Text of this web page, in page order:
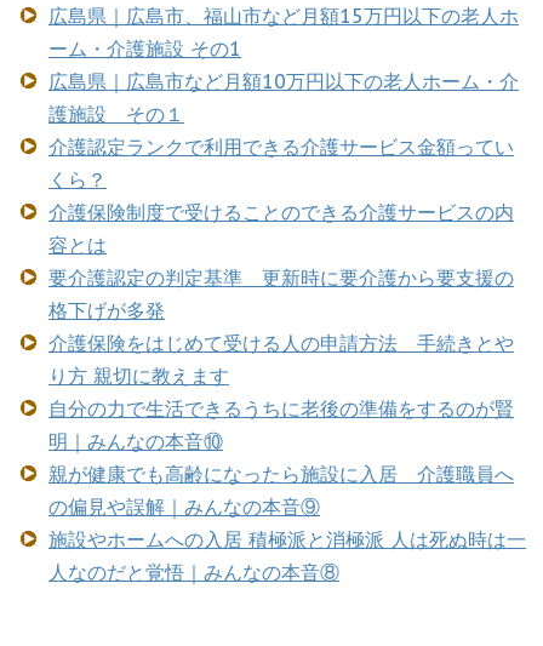
広島県｜広島市、福山市など月額15万円以下の老人ホ
ーム・介護施設 その1
広島県｜広島市など月額10万円以下の老人ホーム・介
護施設 その１
介護認定ランクで利用できる介護サービス金額ってい
くら？
介護保険制度で受けることのできる介護サービスの内
容とは
要介護認定の判定基準 更新時に要介護から要支援の
格下げが多発
介護保険をはじめて受ける人の申請方法 手続きとや
り方 親切に教えます
自分の力で生活できるうちに老後の準備をするのが賢
明｜みんなの本音⑩
親が健康でも高齢になったら施設に入居 介護職員へ
の偏見や誤解｜みんなの本音⑨
施設やホームへの入居 積極派と消極派 人は死ぬ時は一
人なのだと覚悟｜みんなの本音⑧